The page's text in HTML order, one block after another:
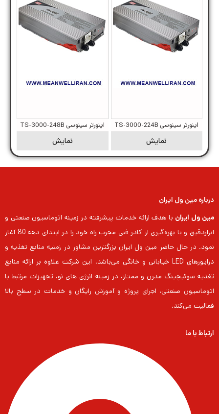
اینورتر سینوسی TS-3000-224B
نمایش
اینورتر سینوسی TS-3000-248B
نمایش
درباره مین ول ایران
مین ول ایران با هدف ارائه خدمات پیشرفته در زمینه اتوماسیون صنعتی و
ابزاردقیق و با بهره‌گیری از کادر فنی مجرب راه خود را در ابتدای دهه 80 آغاز
نمود. در حال حاضر مین ول ایران بزرگترین مشاور در زمنیه منابع تغذیه و
درایورهای LED خیابانی و خانگی می‌باشد. این شرکت علاوه بر ارائه منابع
تغذیه سوئیچینگ مدرن و ممتاز، در زمینه انرژی های نو، تجهیزات مرتبط با
اتوماسیون صنعتی، اجرای پروژه و آموزش رایگان و خدمات در سطح بالا
فعالیت می‌کند.
ارتباط با ما